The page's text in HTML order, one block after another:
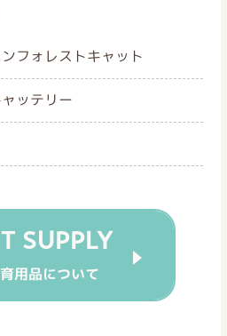
フォレストキャット
ッテリー
SUPPLY
用品について